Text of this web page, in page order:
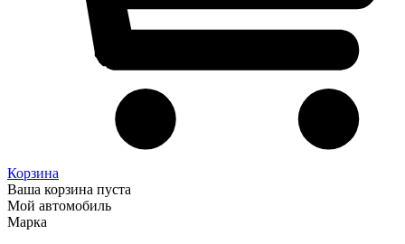
Корзина
Ваша корзина пуста
Мой автомобиль
Марка